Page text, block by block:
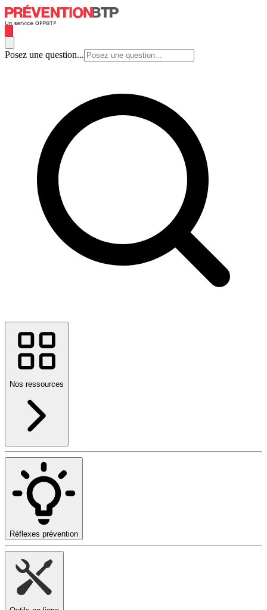
Posez une question...
Nos ressources
Réflexes prévention